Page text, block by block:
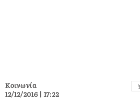
Κοινωνία
12/12/2016 | 17:22